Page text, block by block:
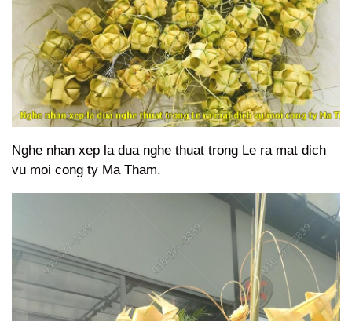
Nghe nhan xep la dua nghe thuat trong Le ra mat dich
vu moi cong ty Ma Tham.